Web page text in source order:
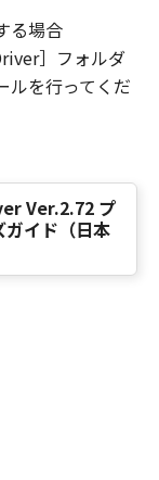
場合でも
ー、キヤノ
それらの販
本ソフト
責任を負わ
は「本ソ
で発効
よびその
ことによ
る場合
］フォルダ
ルを行ってくだ
Ver.2.72 プ
ガイド（日本